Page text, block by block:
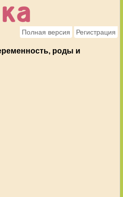
Полная версия Регистрация
роды и